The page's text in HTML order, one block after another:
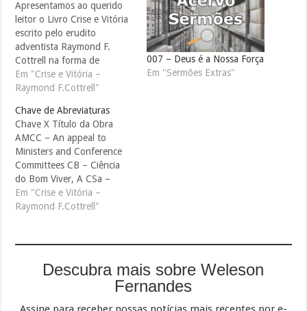
Apresentamos ao querido
leitor o Livro Crise e Vitória
escrito pelo erudito
adventista Raymond F.
Cottrell na forma de
resenha cronológica a
respeito dos
obra traz cerca de 850
referências ao Espírito de
Profecia, com a respectiva
indicação da página. Antes
de iniciar a leitura dos
capítulos recomendamos
a…
Em "Crise e Vitória –
Raymond F.Cottrell"
007 – Deus é a Nossa Força
Em "Sermões Extras"
Chave de Abreviaturas
Chave X Título da Obra
AMCC – An appeal to
Ministers and Conference
Committees CB – Ciência
do Bom Viver, A CSa –
Conselhos sobre Saúde DN
– Desejado de Todas as
GCB – General Conference
of Ellen G.White MD –
Em "Crise e Vitória –
Raymond F.Cottrell"
Descubra mais sobre Weleson
Fernandes